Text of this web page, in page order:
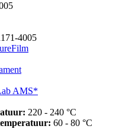
4005
AMS*
220 - 240 °C
60 - 80 °C